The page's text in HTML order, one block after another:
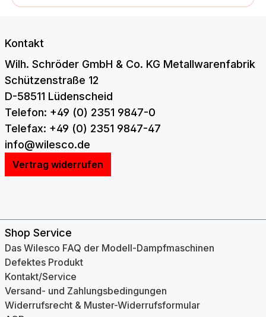
Kontakt
Wilh. Schröder GmbH & Co. KG Metallwarenfabrik
Schützenstraße 12
D-58511 Lüdenscheid
Telefon: +49 (0) 2351 9847-0
Telefax: +49 (0) 2351 9847-47
info@wilesco.de
Vertrag widerrufen
Shop Service
Das Wilesco FAQ der Modell-Dampfmaschinen
Defektes Produkt
Kontakt/Service
Versand- und Zahlungsbedingungen
Widerrufsrecht & Muster-Widerrufsformular